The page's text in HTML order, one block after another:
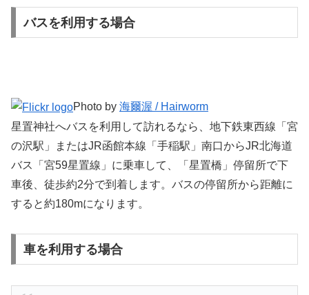
バスを利用する場合
Photo by 海爾渥 / Hairworm
星置神社へバスを利用して訪れるなら、地下鉄東西線「宮
の沢駅」またはJR函館本線「手稲駅」南口からJR北海道
バス「宮59星置線」に乗車して、「星置橋」停留所で下
車後、徒歩約2分で到着します。バスの停留所から距離に
すると約180mになります。
車を利用する場合